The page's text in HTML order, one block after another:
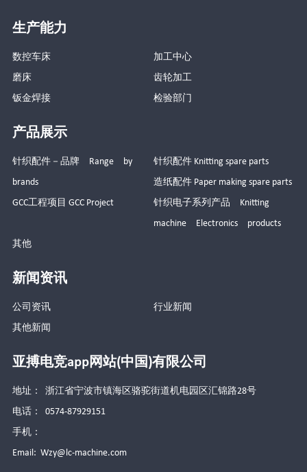
生产能力
数控车床
加工中心
磨床
齿轮加工
钣金焊接
检验部门
产品展示
针织配件－品牌 Range by
brands
针织配件 Knitting spare parts
造纸配件 Paper making spare parts
GCC工程项目 GCC Project
针织电子系列产品 Knitting
machine Electronics products
其他
新闻资讯
公司资讯
行业新闻
其他新闻
亚搏电竞app网站(中国)有限公司
地址： 浙江省宁波市镇海区骆驼街道机电园区汇锦路28号
电话： 0574-87929151
手机：
Email: Wzy@lc-machine.com